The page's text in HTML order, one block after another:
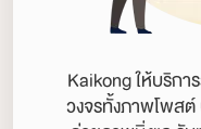
Kaikong ให้บริก
วงจรทั้งภาพโพส